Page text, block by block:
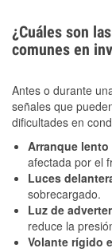
¿Cuáles son
comunes en
Antes o durante
señales que
dificultades en
Arranque
afectada por el
Luces
sobrecargado.
Luz de
reduce la
Volante rígido